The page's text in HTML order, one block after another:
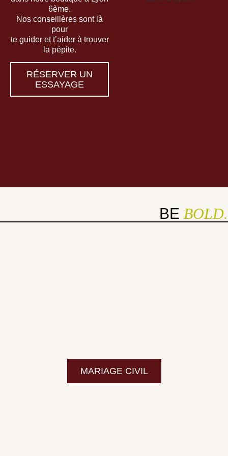
6ème.
Nos conseillères sont là
pour
te guider et t’aider à trouver
la pépite.
RÉSERVER UN
ESSAYAGE
BE BOLD.
MARIAGE CIVIL